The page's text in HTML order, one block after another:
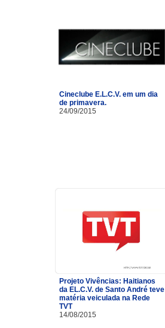
Cineclube E.L.C.V. em um dia
de primavera.
24/09/2015
Projeto Vivências: Haitianos
da EL.C.V. de Santo André teve
matéria veiculada na Rede
TVT
14/08/2015